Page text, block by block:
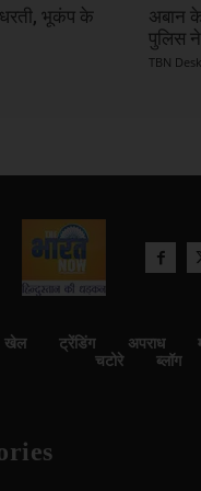
धरती, भूकंप के
अबान
पुलिस
TBN Desk
खेल ट्रेंडिंग अपराध
चटोरे
ब्लॉग